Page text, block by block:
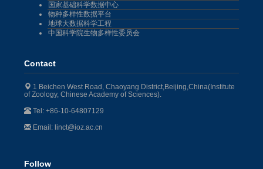
国家基础科学数据中心
物种多样性数据平台
地球大数据科学工程
中国科学院生物多样性委员会
Contact
1 Beichen West Road, Chaoyang District,Beijing,China(Institute
of Zoology, Chinese Academy of Sciences).
Tel: +86-10-64807129
Email: linct@ioz.ac.cn
Follow